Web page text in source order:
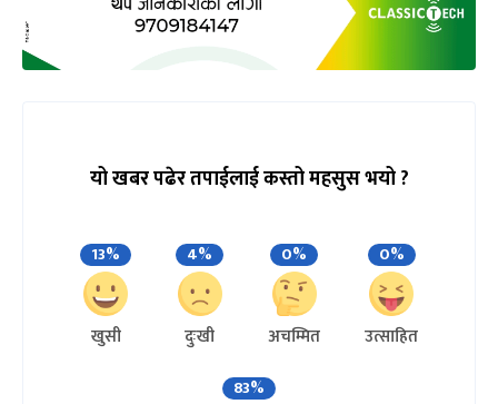
यो खबर पढेर तपाईलाई कस्तो महसुस भयो ?
13%
खुसी
4%
दुःखी
0%
अचम्मित
0%
उत्साहित
83%